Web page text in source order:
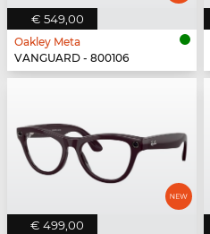
€ 549,00
Oakley Meta
VANGUARD - 800106
€ 499,00